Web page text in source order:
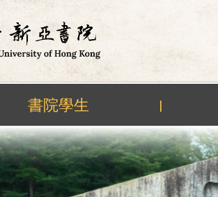
書院學生 |